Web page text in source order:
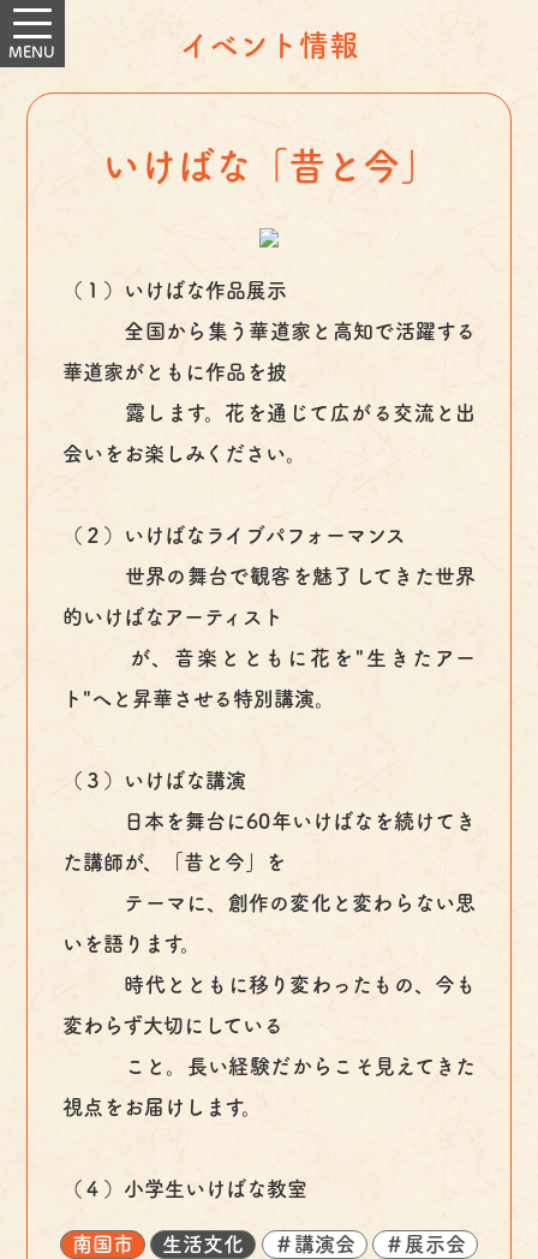
イベント情報
いけばな「昔と今」
（１）いけばな作品展示
全国から集う華道家と高知で活躍する
華道家がともに作品を披
露します。花を通じて広がる交流と出
会いをお楽しみください。
（２）いけばなライブパフォーマンス
世界の舞台で観客を魅了してきた世界
的いけばなアーティスト
が、音楽とともに花を"生きたアー
ト"へと昇華させる特別講演。
（３）いけばな講演
日本を舞台に60年いけばなを続けてき
た講師が、「昔と今」を
テーマに、創作の変化と変わらない思
いを語ります。
時代とともに移り変わったもの、今も
変わらず大切にしている
こと。長い経験だからこそ見えてきた
視点をお届けします。
（４）小学生いけばな教室
南国市 生活文化 ＃講演会 ＃展示会